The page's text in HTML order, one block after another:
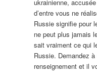
ukrainienne,
d’entre vous ne
Russie signifie pour
ne peut plus jamais
sait vraiment ce qui
Russie. Demandez
renseignement et il